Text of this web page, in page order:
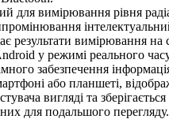
для вимірювання рівня
результати вимірювання на
у режимі реального
забезпечення
або планшеті,
вигляді та зберігається
для подальшого перегляду.